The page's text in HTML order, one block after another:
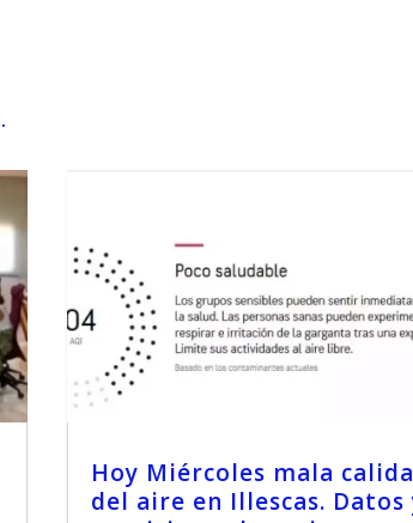
Hoy Miércoles mala
del aire en Illescas. Datos